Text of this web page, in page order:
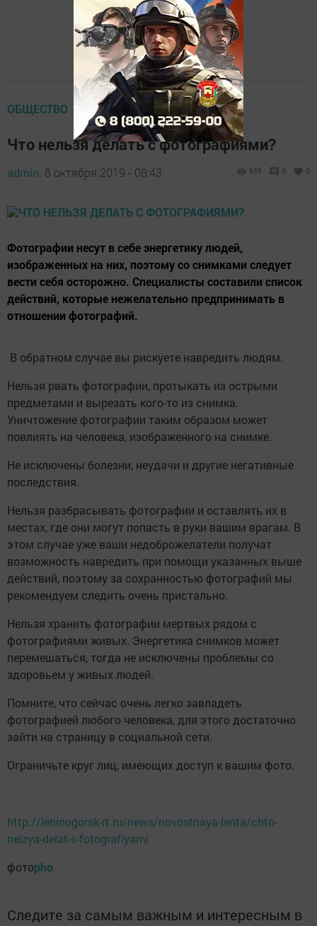
ОБЩЕСТВО
Что нельзя делать с фотографиями?
admin, 8 октября 2019 - 08:43 935 0 0
Фотографии несут в себе энергетику людей,
изображенных на них, поэтому со снимками следует
вести себя осторожно. Специалисты составили список
действий, которые нежелательно предпринимать в
отношении фотографий.
В обратном случае вы рискуете навредить людям.
Нельзя рвать фотографии, протыкать из острыми
предметами и вырезать кого-то из снимка.
Уничтожение фотографии таким образом может
повлиять на человека, изображенного на снимке.
Не исключены болезни, неудачи и другие негативные
последствия.
Нельзя разбрасывать фотографии и оставлять их в
местах, где они могут попасть в руки вашим врагам. В
этом случае уже ваши недоброжелатели получат
возможность навредить при помощи указанных выше
действий, поэтому за сохранностью фотографий мы
рекомендуем следить очень пристально.
Нельзя хранить фотографии мертвых рядом с
фотографиями живых. Энергетика снимков может
перемешаться, тогда не исключены проблемы со
здоровьем у живых людей.
Помните, что сейчас очень легко завладеть
фотографией любого человека, для этого достаточно
зайти на страницу в социальной сети.
Ограничьте круг лиц, имеющих доступ к вашим фото.
http://leninogorsk-rt.ru/news/novostnaya-lenta/chto-
nelzya-delat-s-fotografiyami
фотоpho
Следите за самым важным и интересным в